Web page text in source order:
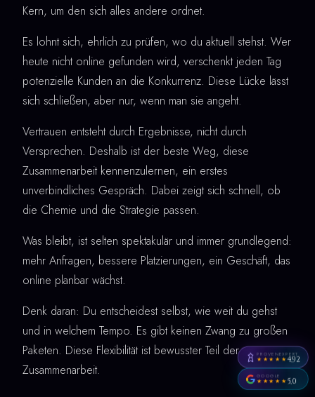
Kern, um den sich alles andere ordnet.
Es lohnt sich, ehrlich zu prüfen, wo du aktuell stehst. Wer
heute nicht online gefunden wird, verschenkt jeden Tag
potenzielle Kunden an die Konkurrenz. Diese Lücke lässt
sich schließen, aber nur, wenn man sie angeht.
Vertrauen entsteht durch Ergebnisse, nicht durch
Versprechen. Deshalb ist der beste Weg, diese
Zusammenarbeit kennenzulernen, ein erstes
unverbindliches Gespräch. Dabei zeigt sich schnell, ob
die Chemie und die Strategie passen.
Was bleibt, ist selten spektakulär und immer grundlegend:
mehr Anfragen, bessere Platzierungen, ein Geschäft, das
online planbar wächst.
Denk daran: Du entscheidest selbst, wie weit du gehst
und in welchem Tempo. Es gibt keinen Zwang zu großen
Paketen. Diese Flexibilität ist bewusster Teil der
Zusammenarbeit.
PROVENEXPERT
★★★★★4,92
GOOGLE
★★★★★5,0